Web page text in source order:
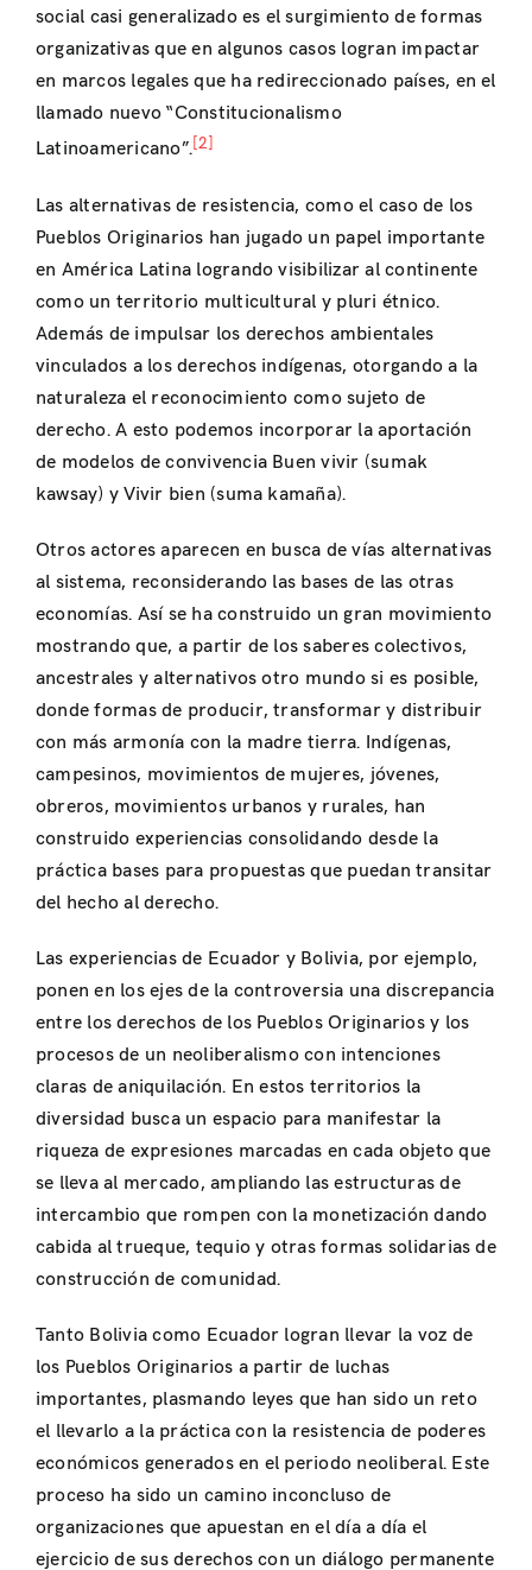
social casi generalizado es el surgimiento de formas
organizativas que en algunos casos logran impactar
en marcos legales que ha redireccionado países, en el
llamado nuevo “Constitucionalismo
Latinoamericano”.[2]
Las alternativas de resistencia, como el caso de los
Pueblos Originarios han jugado un papel importante
en América Latina logrando visibilizar al continente
como un territorio multicultural y pluri étnico.
Además de impulsar los derechos ambientales
vinculados a los derechos indígenas, otorgando a la
naturaleza el reconocimiento como sujeto de
derecho. A esto podemos incorporar la aportación
de modelos de convivencia Buen vivir (sumak
kawsay) y Vivir bien (suma kamaña).
Otros actores aparecen en busca de vías alternativas
al sistema, reconsiderando las bases de las otras
economías. Así se ha construido un gran movimiento
mostrando que, a partir de los saberes colectivos,
ancestrales y alternativos otro mundo si es posible,
donde formas de producir, transformar y distribuir
con más armonía con la madre tierra. Indígenas,
campesinos, movimientos de mujeres, jóvenes,
obreros, movimientos urbanos y rurales, han
construido experiencias consolidando desde la
práctica bases para propuestas que puedan transitar
del hecho al derecho.
Las experiencias de Ecuador y Bolivia, por ejemplo,
ponen en los ejes de la controversia una discrepancia
entre los derechos de los Pueblos Originarios y los
procesos de un neoliberalismo con intenciones
claras de aniquilación. En estos territorios la
diversidad busca un espacio para manifestar la
riqueza de expresiones marcadas en cada objeto que
se lleva al mercado, ampliando las estructuras de
intercambio que rompen con la monetización dando
cabida al trueque, tequio y otras formas solidarias de
construcción de comunidad.
Tanto Bolivia como Ecuador logran llevar la voz de
los Pueblos Originarios a partir de luchas
importantes, plasmando leyes que han sido un reto
el llevarlo a la práctica con la resistencia de poderes
económicos generados en el periodo neoliberal. Este
proceso ha sido un camino inconcluso de
organizaciones que apuestan en el día a día el
ejercicio de sus derechos con un diálogo permanente